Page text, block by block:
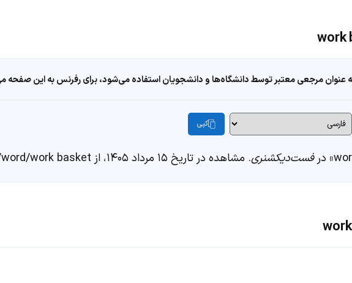
مرجعی معتبر توسط دانشگاه‌ها و دانشجویان استفاده می‌شود، برای رفرنس به این صفحه
کپی
فست‌دیکشنری. مشاهده در تاریخ ۱۵ مرداد ۱۴۰۵، از https://fastdic.com/word/work basket